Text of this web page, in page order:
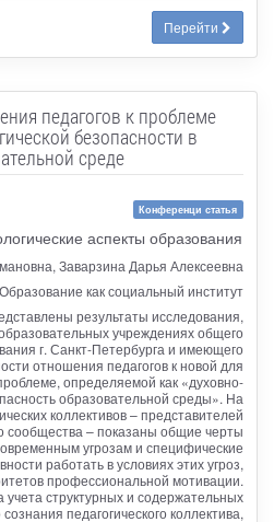
Перейти
педагогов к проблеме
безопасности в
среде
Конференци статья
аспекты образования
Заварзина Дарья Алексеевна
Образование как социальный институт
результаты исследования,
учреждениях общего
г. Санкт-Петербурга и имеющего
отношения педагогов к новой для
определяемой как «духовно-
образовательной среды». На
коллективов – представителей
сообщества – показаны общие черты
угрозам и специфические
работать в условиях этих угроз,
профессиональной мотивации.
структурных и содержательных
педагогического коллектива,